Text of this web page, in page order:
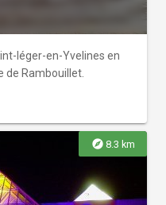
léger-en-Yvelines en
Rambouillet.
explore 8.3 km